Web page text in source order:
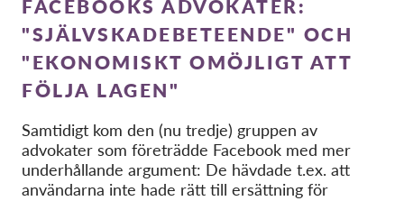
FACEBOOKS ADVOKATER:
"SJÄLVSKADEBETEENDE" OCH
"EKONOMISKT OMÖJLIGT ATT
FÖLJA LAGEN"
Samtidigt kom den (nu tredje) gruppen av
advokater som företrädde Facebook med mer
underhållande argument: De hävdade t.ex. att
användarna inte hade rätt till ersättning för